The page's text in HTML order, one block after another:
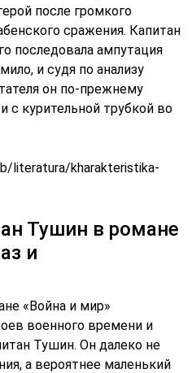
после громкого
сражения. Капитан
последовала ампутация
и судя по анализу
он по-прежнему
курительной трубкой во
literatura/kharakteristika-
Тушин в романе
и
«Война и мир»
военного времени и
Тушин. Он далеко не
а вероятнее маленький